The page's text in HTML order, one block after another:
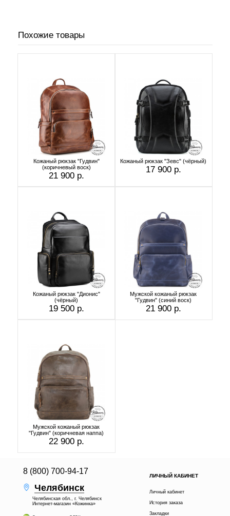
Похожие товары
Кожаный рюкзак "Гудвин"
(коричневый воск)
21 900 р.
Кожаный рюкзак "Зевс" (чёрный)
17 900 р.
Кожаный рюкзак "Дионис"
(чёрный)
19 500 р.
Мужской кожаный рюкзак
"Гудвин" (синий воск)
21 900 р.
Мужской кожаный рюкзак
"Гудвин" (коричневая наппа)
22 900 р.
8 (800) 700-94-17
Челябинск
Челябинская обл., г. Челябинск
Интернет-магазин «Кожинка»
ЛИЧНЫЙ КАБИНЕТ
Личный кабинет
История заказа
Закладки